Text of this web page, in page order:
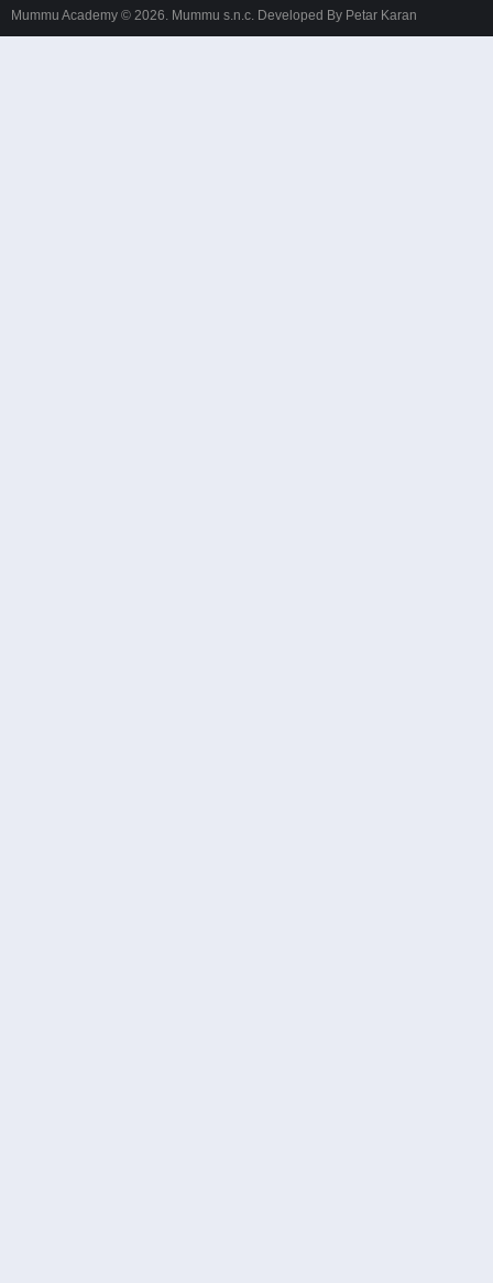
Mummu Academy © 2026. Mummu s.n.c. Developed By Petar Karan